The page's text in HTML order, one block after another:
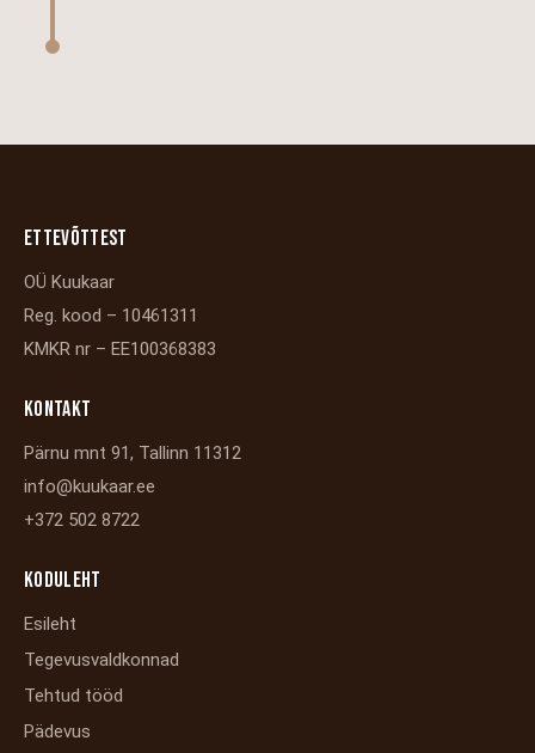
ETTEVÕTTEST
OÜ Kuukaar
Reg. kood – 10461311
KMKR nr – EE100368383
KONTAKT
Pärnu mnt 91, Tallinn 11312
info@kuukaar.ee
+372 502 8722
KODULEHT
Esileht
Tegevusvaldkonnad
Tehtud tööd
Pädevus